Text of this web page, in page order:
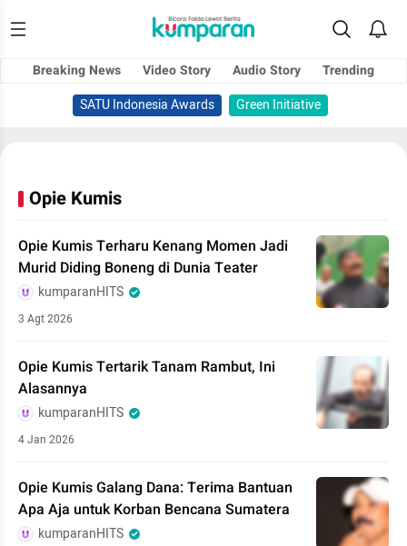
Breaking News Video Story Audio Story
Trending
SATU Indonesia Awards
Green Initiative
Opie Kumis
Opie Kumis Terharu Kenang Momen Jadi
Murid Diding Boneng di Dunia Teater
kumparanHITS
3 Agt 2026
Opie Kumis Tertarik Tanam Rambut, Ini
Alasannya
kumparanHITS
4 Jan 2026
Opie Kumis Galang Dana: Terima Bantuan
Apa Aja untuk Korban Bencana Sumatera
kumparanHITS